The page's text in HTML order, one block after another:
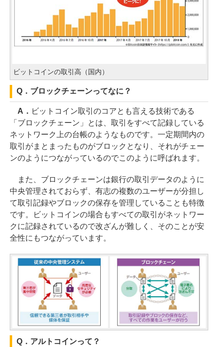
ビットコインの取引高（国内）
Q．ブロックチェーンってなに？
A． ビットコイン取引のコアとも言える技術である
「ブロックチェーン」とは、取引をすべて記録している
ネットワーク上の台帳のようなものです。一定期間内の
取引がまとまったものがブロックとなり、それがチェー
ンのようにつながっているのでこのように呼ばれます。
また、ブロックチェーンは銀行の取引データのように
中央管理されておらず、有志の複数のユーザーが分担し
て取引記録やブロックの保存を管理していることも特徴
です。ビットコインの場合もすべての取引がネットワー
クに記録されているので改ざんが難しく、そのことが安
全性にもつながっています。
Q．アルトコインって？